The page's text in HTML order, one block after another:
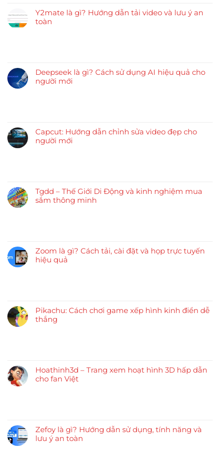
Y2mate là gì? Hướng dẫn tải video và lưu ý an
toàn
Deepseek là gì? Cách sử dụng AI hiệu quả cho
người mới
Capcut: Hướng dẫn chỉnh sửa video đẹp cho
người mới
Tgdd – Thế Giới Di Động và kinh nghiệm mua
sắm thông minh
Zoom là gì? Cách tải, cài đặt và họp trực tuyến
hiệu quả
Pikachu: Cách chơi game xếp hình kinh điển dễ
thắng
Hoathinh3d – Trang xem hoạt hình 3D hấp dẫn
cho fan Việt
Zefoy là gì? Hướng dẫn sử dụng, tính năng và
lưu ý an toàn